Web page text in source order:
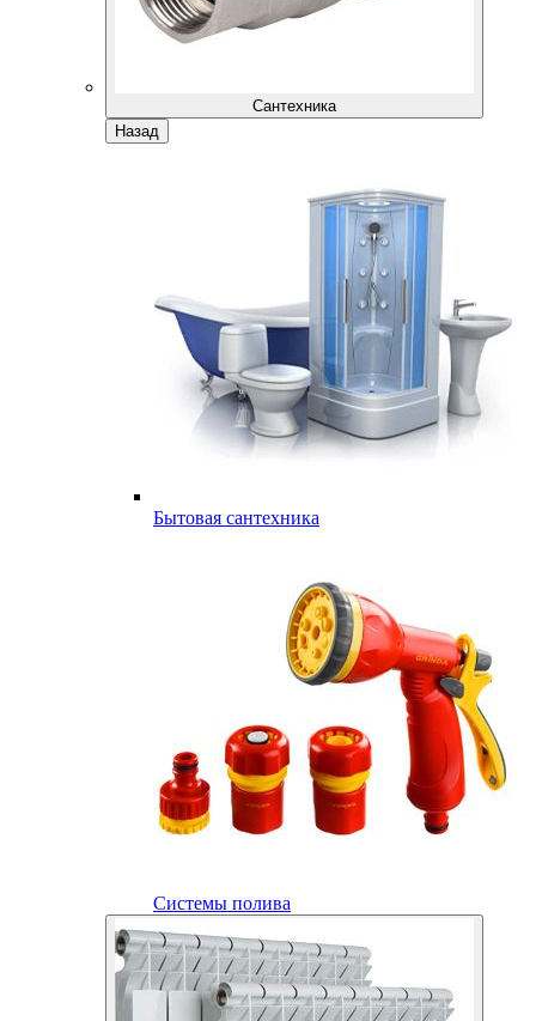
Сантехника
Назад
Бытовая сантехника
Системы полива